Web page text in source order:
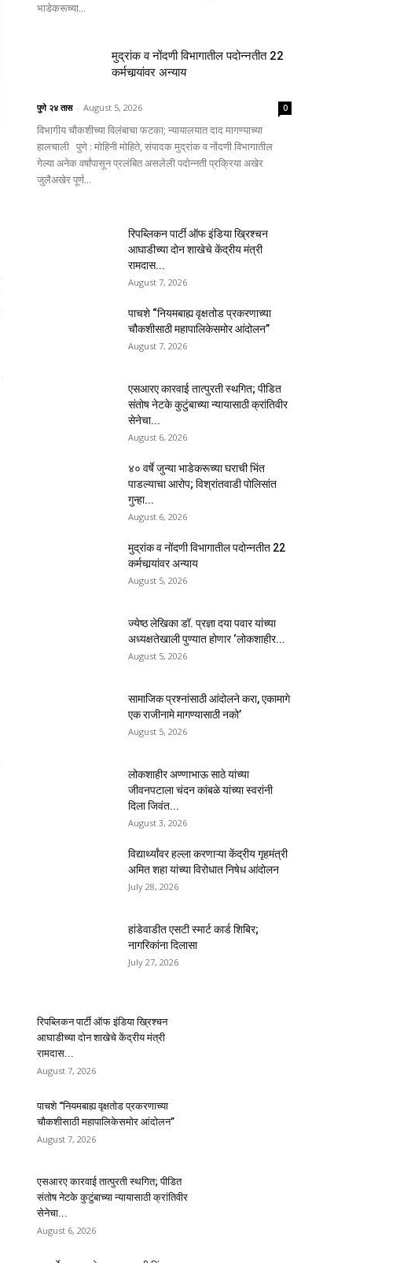
भाडेकरूच्या...
मुद्रांक व नोंदणी विभागातील पदोन्नतीत 22
कर्मचार्‍यांवर अन्याय
पुणे २४ तास - August 5, 2026 0
विभागीय चौकशीच्या विलंबाचा फटका; न्यायालयात दाद मागण्याच्या
हालचाली पुणे : मोहिनी मोहिते, संपादक मुद्रांक व नोंदणी विभागातील
गेल्या अनेक वर्षांपासून प्रलंबित असलेली पदोन्नती प्रक्रिया अखेर
जुलैअखेर पूर्ण...
रिपब्लिकन पार्टी ऑफ इंडिया ख्रिश्चन
आघाडीच्या दोन शाखेचे केंद्रीय मंत्री
रामदास...
August 7, 2026
पाचशे “नियमबाह्य वृक्षतोड प्रकरणाच्या
चौकशीसाठी महापालिकेसमोर आंदोलन”
August 7, 2026
एसआरए कारवाई तात्पुरती स्थगित; पीडित
संतोष नेटके कुटुंबाच्या न्यायासाठी क्रांतिवीर
सेनेचा...
August 6, 2026
४० वर्षे जुन्या भाडेकरूच्या घराची भिंत
पाडल्याचा आरोप; विश्रांतवाडी पोलिसांत
गुन्हा...
August 6, 2026
मुद्रांक व नोंदणी विभागातील पदोन्नतीत 22
कर्मचार्‍यांवर अन्याय
August 5, 2026
ज्येष्ठ लेखिका डॉ. प्रज्ञा दया पवार यांच्या
अध्यक्षतेखाली पुण्यात होणार ‘लोकशाहीर...
August 5, 2026
सामाजिक प्रश्नांसाठी आंदोलने करा, एकामागे
एक राजीनामे मागण्यासाठी नको’
August 5, 2026
लोकशाहीर अण्णाभाऊ साठे यांच्या
जीवनपटाला चंदन कांबळे यांच्या स्वरांनी
दिला जिवंत...
August 3, 2026
विद्यार्थ्यांवर हल्ला करणाऱ्या केंद्रीय गृहमंत्री
अमित शहा यांच्या विरोधात निषेध आंदोलन
July 28, 2026
हांडेवाडीत एसटी स्मार्ट कार्ड शिबिर;
नागरिकांना दिलासा
July 27, 2026
रिपब्लिकन पार्टी ऑफ इंडिया ख्रिश्चन
आघाडीच्या दोन शाखेचे केंद्रीय मंत्री
रामदास...
August 7, 2026
पाचशे “नियमबाह्य वृक्षतोड प्रकरणाच्या
चौकशीसाठी महापालिकेसमोर आंदोलन”
August 7, 2026
एसआरए कारवाई तात्पुरती स्थगित; पीडित
संतोष नेटके कुटुंबाच्या न्यायासाठी क्रांतिवीर
सेनेचा...
August 6, 2026